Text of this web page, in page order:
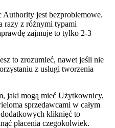
jest bezproblemowe.
razy z różnymi typami
zajmuje to tylko 2-3
to zrozumieć, nawet jeśli nie
z usługi tworzenia
jaki mogą mieć Użytkownicy,
sprzedawcami w całym
kliknięć to
płacenia czegokolwiek.